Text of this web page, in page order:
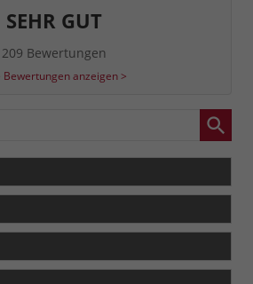
SEHR GUT
209 Bewertungen
Bewertungen anzeigen >